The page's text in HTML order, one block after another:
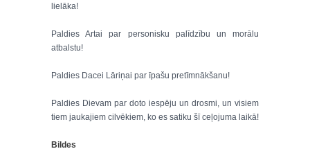
lielāka!
Paldies Artai par personisku palīdzību un morālu
atbalstu!
Paldies Dacei Lāriņai par īpašu pretīmnākšanu!
Paldies Dievam par doto iespēju un drosmi, un visiem
tiem jaukajiem cilvēkiem, ko es satiku šī ceļojuma laikā!
Bildes